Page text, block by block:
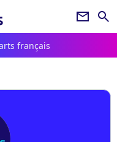
newsletter search
français